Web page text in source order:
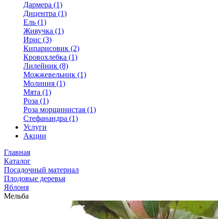
Дармера (1)
Дицентра (1)
Ель (1)
Живучка (1)
Ирис (3)
Кипарисовик (2)
Кровохлебка (1)
Лилейник (8)
Можжевельник (1)
Молиния (1)
Мята (1)
Роза (1)
Роза морщинистая (1)
Стефанандра (1)
Услуги
Акции
Главная
Каталог
Посадочный материал
Плодовые деревья
Яблоня
Мельба